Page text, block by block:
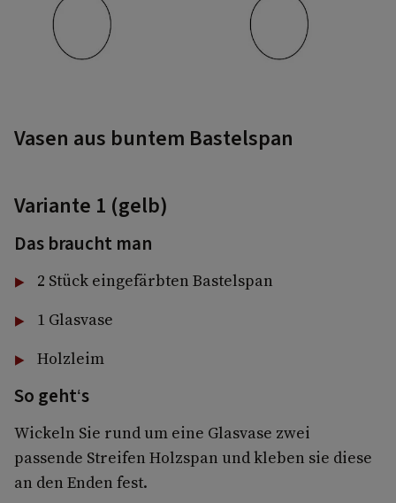
Vasen aus buntem Bastelspan
Variante 1 (gelb)
Das braucht man
2 Stück eingefärbten Bastelspan
1 Glasvase
Holzleim
So geht‘s
Wickeln Sie rund um eine Glasvase zwei
passende Streifen Holzspan und kleben sie diese
an den Enden fest.